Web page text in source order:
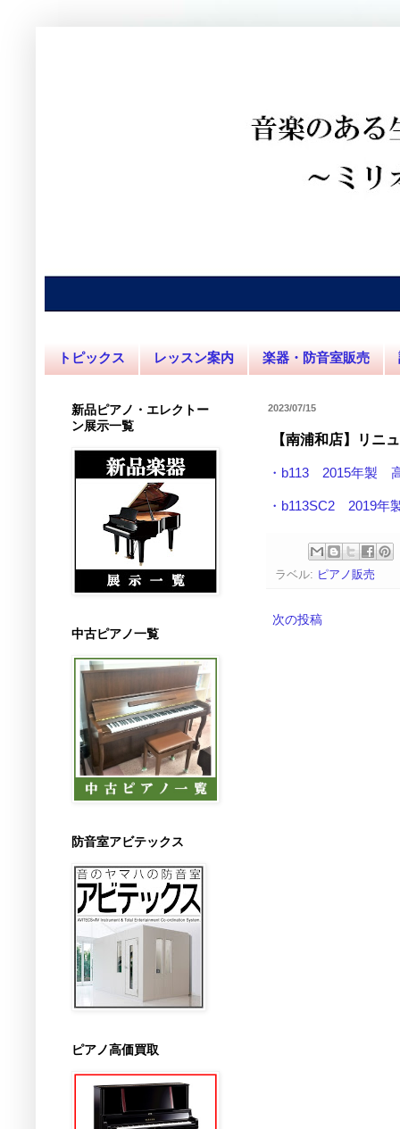
トピックス レッスン案内 楽器・防音室販売
2023/07/15
【南浦和店】リニ
・b113 2015年製
・b113SC2 2019年
ラベル: ピアノ販売
次の投稿
新品ピアノ・エレクトー
ン展示一覧
中古ピアノ一覧
防音室アビテックス
ピアノ高価買取